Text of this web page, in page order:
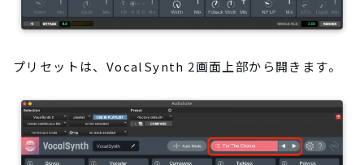
プリセットは、VocalSynth 2画面上部から開きます。